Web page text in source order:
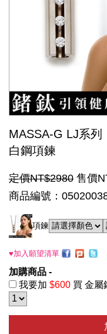
MASSA-G LJ系列
白鋼項鍊
定價NT$2980 售價
商品編號：
項鍊
♥加入願望清單
加購商品 -
我要加 $600 買 金屬